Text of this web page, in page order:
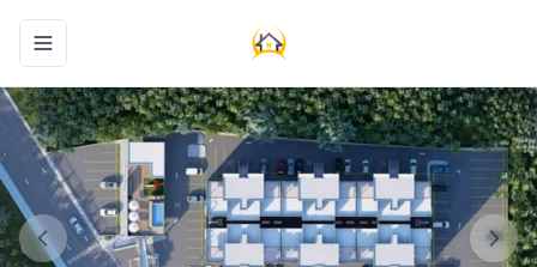
Toggle navigation menu